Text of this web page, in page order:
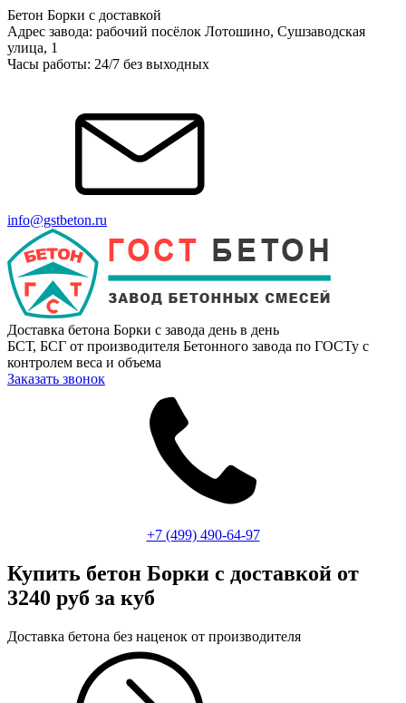
Бетон Борки с доставкой
Адрес завода: рабочий посёлок Лотошино, Сушзаводская
улица, 1
Часы работы: 24/7 без выходных
info@gstbeton.ru
Доставка бетона Борки с завода день в день
БСТ, БСГ от производителя Бетонного завода по ГОСТу с
контролем веса и объема
Заказать звонок
+7 (499) 490-64-97
Купить бетон Борки с доставкой от
3240 руб за куб
Доставка бетона без наценок от производителя